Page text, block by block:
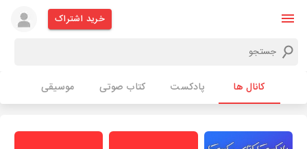
خرید اشتراک
کانال ها پادکست کتاب صوتی موسیقی